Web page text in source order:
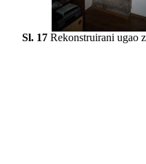
Sl. 17 Rekonstruirani ugao